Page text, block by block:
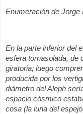
Enumeración de Jorge
En la parte inferior del
esfera tornasolada, de
giratoria; luego
producida por los
diámetro del Aleph
espacio cósmico
cosa (la luna del